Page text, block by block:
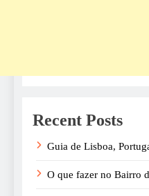
Recent Posts
Guia de Lisboa,
O que fazer no Bairro